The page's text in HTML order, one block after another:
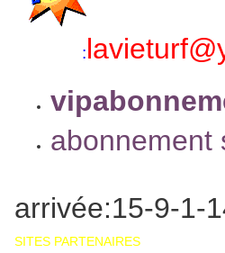
:
abonnement
arrivée:15-9-1-
SITES PARTENAIRES